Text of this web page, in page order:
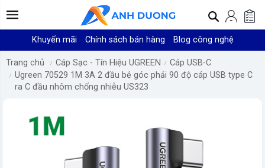
Khuyến mãi Chính sách bán hàng Blog công nghệ
Trang chủ Cáp Sạc - Tín Hiệu UGREEN
Cáp USB-C
Ugreen 70529 1M 3A 2 đầu bẻ góc phải 90 độ cáp USB type C
ra C đầu nhôm chống nhiễu US323